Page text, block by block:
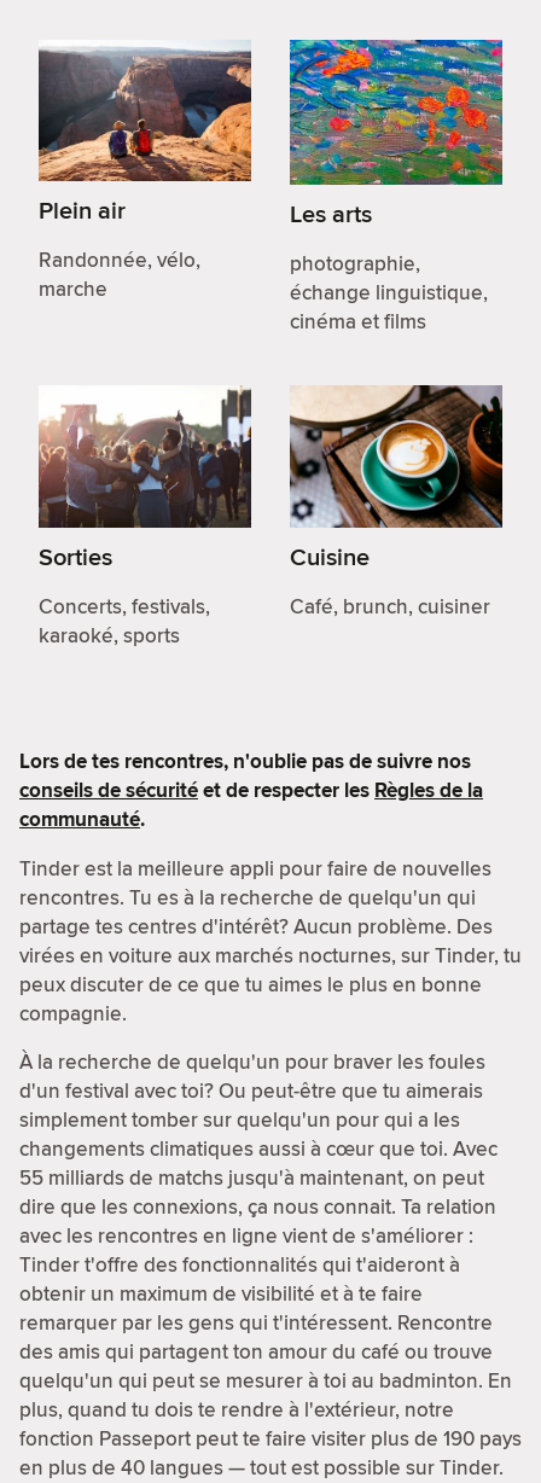
Plein air
Randonnée, vélo,
marche
Les arts
photographie,
échange linguistique,
cinéma et films
Sorties
Concerts, festivals,
karaoké, sports
Cuisine
Café, brunch, cuisiner
Lors de tes rencontres, n'oublie pas de suivre nos
conseils de sécuritéet de respecter les Règles de la
communauté.
Tinder est la meilleure appli pour faire de nouvelles
rencontres. Tu es à la recherche de quelqu'un qui
partage tes centres d'intérêt? Aucun problème. Des
virées en voiture aux marchés nocturnes, sur Tinder, tu
peux discuter de ce que tu aimes le plus en bonne
compagnie.
À la recherche de quelqu'un pour braver les foules
d'un festival avec toi? Ou peut-être que tu aimerais
simplement tomber sur quelqu'un pour qui a les
changements climatiques aussi à cœur que toi. Avec
55 milliards de matchs jusqu'à maintenant, on peut
dire que les connexions, ça nous connait. Ta relation
avec les rencontres en ligne vient de s'améliorer :
Tinder t'offre des fonctionnalités qui t'aideront à
obtenir un maximum de visibilité et à te faire
remarquer par les gens qui t'intéressent. Rencontre
des amis qui partagent ton amour du café ou trouve
quelqu'un qui peut se mesurer à toi au badminton. En
plus, quand tu dois te rendre à l'extérieur, notre
fonction Passeport peut te faire visiter plus de 190 pays
en plus de 40 langues — tout est possible sur Tinder.